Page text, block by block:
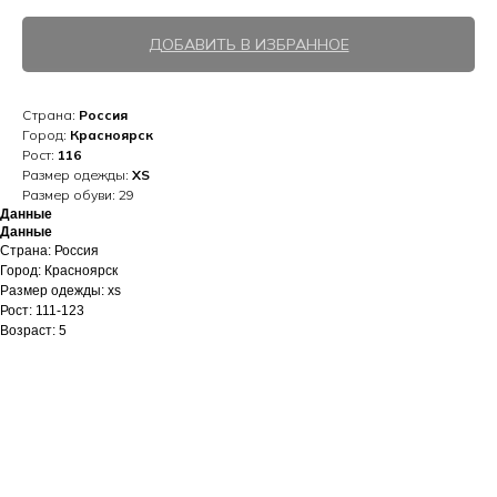
ДОБАВИТЬ В ИЗБРАННОЕ
Страна: Россия
Город: Красноярск
Рост: 116
Размер одежды: XS
Размер обуви: 29
Данные
Данные
Страна: Россия
Город: Красноярск
Размер одежды: xs
Рост: 111-123
Возраст: 5